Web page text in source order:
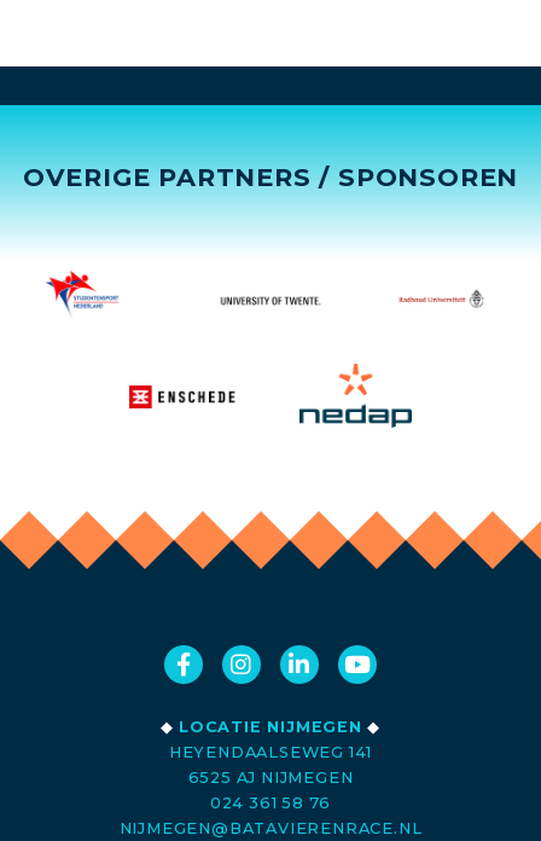
OVERIGE PARTNERS / SPONSOREN
◆ LOCATIE NIJMEGEN ◆
HEYENDAALSEWEG 141
6525 AJ NIJMEGEN
024 361 58 76
NIJMEGEN@BATAVIERENRACE.NL